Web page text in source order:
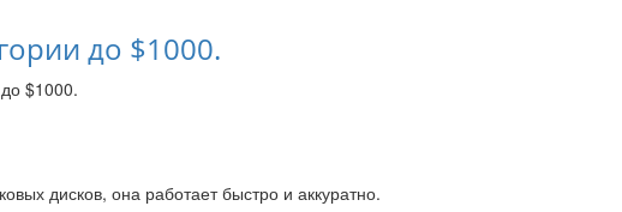
до $1000.
$1000.
дисков, она работает быстро и аккуратно.